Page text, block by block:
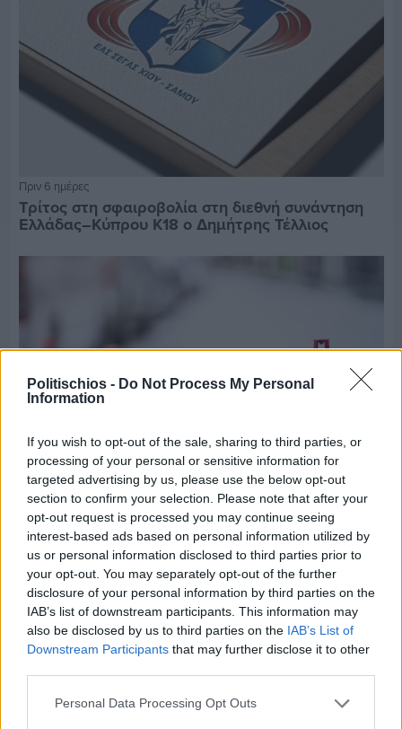
Politischios - Do Not Process My Personal
Information
If you wish to opt-out of the sale, sharing to third parties, or
processing of your personal or sensitive information for
targeted advertising by us, please use the below opt-out
section to confirm your selection. Please note that after your
opt-out request is processed you may continue seeing
interest-based ads based on personal information utilized by
us or personal information disclosed to third parties prior to
your opt-out. You may separately opt-out of the further
disclosure of your personal information by third parties on the
IAB’s list of downstream participants. This information may
also be disclosed by us to third parties on the IAB’s List of
Downstream Participants that may further disclose it to other
Personal Data Processing Opt Outs
Πριν 6 ημέρες
Τρίτος στη σφαιροβολία στη διεθνή συνάντηση
Ελλάδας–Κύπρου Κ18 ο Δημήτρης Τέλλιος
Πριν 6 ημέρες
Εργασίες ασφαλτόστρωσης σε τρεις οδούς του
Βαρβασίου